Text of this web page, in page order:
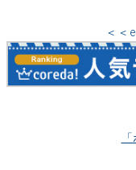
＜＜